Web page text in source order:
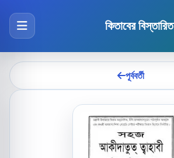
কিতাবের বিস্তারিত
পূর্ববর্তী